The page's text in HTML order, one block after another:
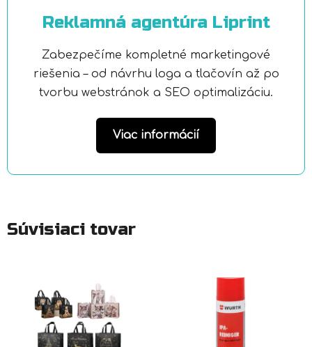
Reklamná agentúra Liprint
Zabezpečíme kompletné marketingové
riešenia – od návrhu loga a tlačovín až po
tvorbu webstránok a SEO optimalizáciu.
Viac informácií
Súvisiaci tovar